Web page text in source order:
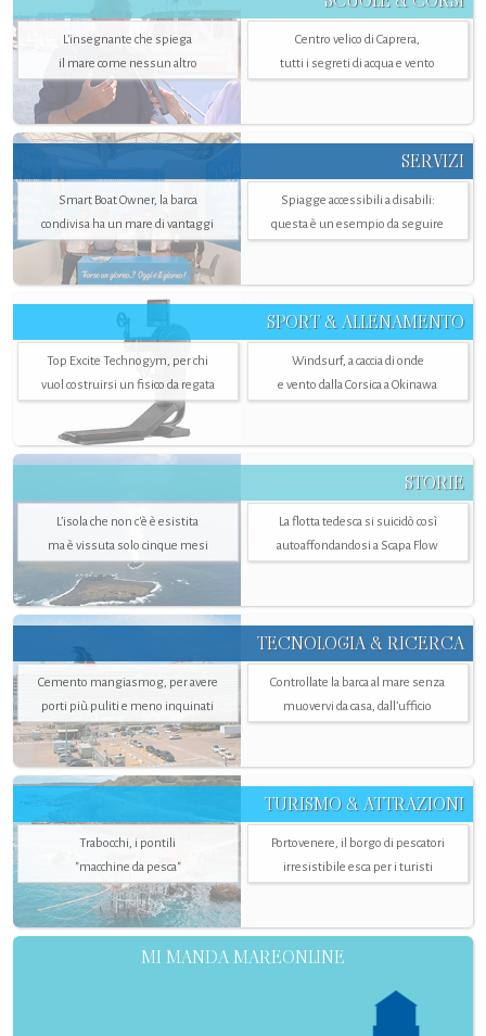
L'insegnante che spiega
il mare come nessun altro
Centro velico di Caprera,
tutti i segreti di acqua e vento
SERVIZI
Smart Boat Owner, la barca
condivisa ha un mare di vantaggi
Spiagge accessibili a disabili:
questa è un esempio da seguire
SPORT & ALLENAMENTO
Top Excite Technogym, per chi
vuol costruirsi un fisico da regata
Windsurf, a caccia di onde
e vento dalla Corsica a Okinawa
STORIE
L’isola che non c'è è esistita
ma è vissuta solo cinque mesi
La flotta tedesca si suicidò così
autoaffondandosi a Scapa Flow
TECNOLOGIA & RICERCA
Cemento mangiasmog, per avere
porti più puliti e meno inquinati
Controllate la barca al mare senza
muovervi da casa, dall’ufficio
TURISMO & ATTRAZIONI
Trabocchi, i pontili
"macchine da pesca"
Portovenere, il borgo di pescatori
irresistibile esca per i turisti
MI MANDA MAREONLINE